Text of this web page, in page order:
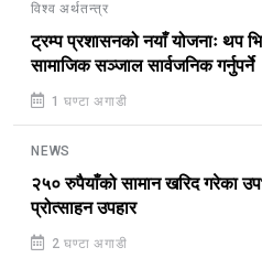
विश्व अर्थतन्त्र
ट्रम्प प्रशासनको नयाँ योजनाः थप
सामाजिक सञ्जाल सार्वजनिक गर्नुपर्ने
1 घण्टा अगाडी
NEWS
२५० रुपैयाँको सामान खरिद गरेका
प्रोत्साहन उपहार
2 घण्टा अगाडी